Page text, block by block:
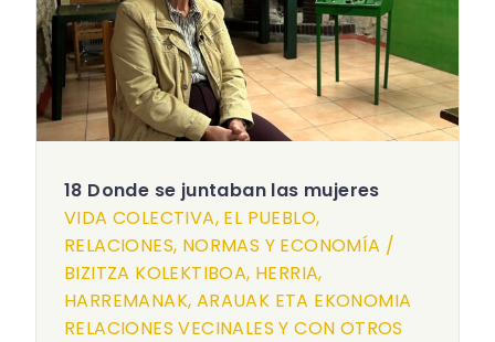
18 Donde se juntaban las mujeres
VIDA COLECTIVA, EL PUEBLO,
RELACIONES, NORMAS Y ECONOMÍA /
BIZITZA KOLEKTIBOA, HERRIA,
HARREMANAK, ARAUAK ETA EKONOMIA
RELACIONES VECINALES Y CON OTROS